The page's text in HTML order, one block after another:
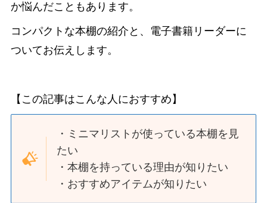
か悩んだこともあります。
コンパクトな本棚の紹介と、電子書籍リーダーに
ついてお伝えします。
【この記事はこんな人におすすめ】
・ミニマリストが使っている本棚を見
たい
・本棚を持っている理由が知りたい
・おすすめアイテムが知りたい